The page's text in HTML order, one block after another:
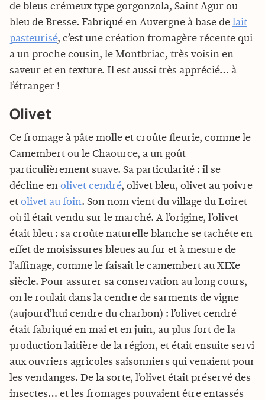
de bleus crémeux type gorgonzola, Saint Agur ou
bleu de Bresse. Fabriqué en Auvergne à base de lait
pasteurisé, c’est une création fromagère récente qui
a un proche cousin, le Montbriac, très voisin en
saveur et en texture. Il est aussi très apprécié… à
l’étranger !
Olivet
Ce fromage à pâte molle et croûte fleurie, comme le
Camembert ou le Chaource, a un goût
particulièrement suave. Sa particularité : il se
décline en olivet cendré, olivet bleu, olivet au poivre
et olivet au foin. Son nom vient du village du Loiret
où il était vendu sur le marché. A l’origine, l’olivet
était bleu : sa croûte naturelle blanche se tachête en
effet de moisissures bleues au fur et à mesure de
l’affinage, comme le faisait le camembert au XIXe
siècle. Pour assurer sa conservation au long cours,
on le roulait dans la cendre de sarments de vigne
(aujourd’hui cendre du charbon) : l’olivet cendré
était fabriqué en mai et en juin, au plus fort de la
production laitière de la région, et était ensuite servi
aux ouvriers agricoles saisonniers qui venaient pour
les vendanges. De la sorte, l’olivet était préservé des
insectes… et les fromages pouvaient être entassés